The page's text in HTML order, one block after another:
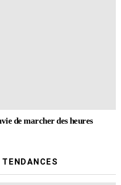
de marcher des heures